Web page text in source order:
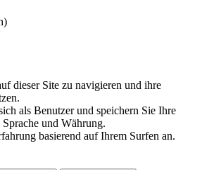
dieser Site zu navigieren und ihre
als Benutzer und speichern Sie Ihre
und Währung.
basierend auf Ihrem Surfen an.